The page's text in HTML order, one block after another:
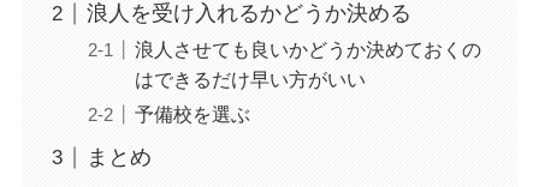
浪人を受け入れるかどうか決める
浪人させても良いかどうか決めておくの
はできるだけ早い方がいい
予備校を選ぶ
まとめ